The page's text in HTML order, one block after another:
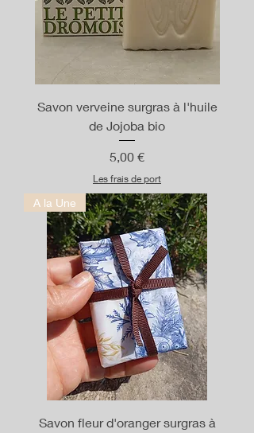
Savon verveine surgras à l'huile
de Jojoba bio
Prix
5,00 €
Les frais de port
A la Une
Savon fleur d'oranger surgras à